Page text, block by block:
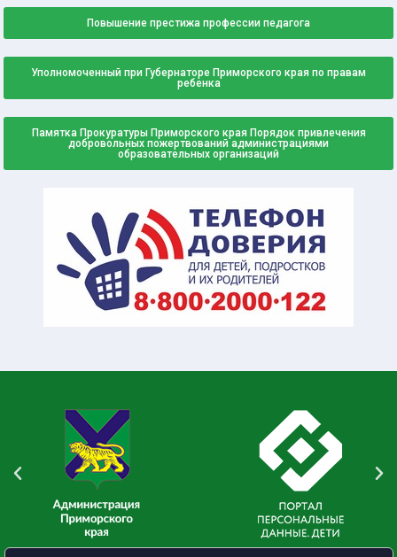
Повышение престижа профессии педагога
Уполномоченный при Губернаторе Приморского края по правам
ребенка
Памятка Прокуратуры Приморского края Порядок привлечения
добровольных пожертвований администрациями
образовательных организаций